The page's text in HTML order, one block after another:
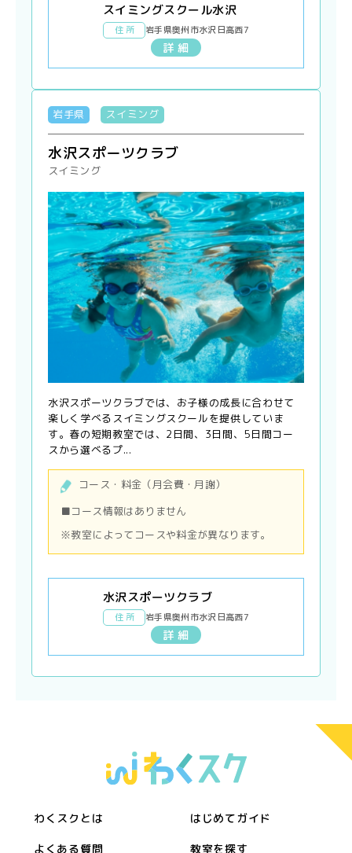
スイミングスクール水沢
住 所 岩手県奥州市水沢日高西7
詳 細
岩手県 スイミング
水沢スポーツクラブ
スイミング
水沢スポーツクラブでは、お子様の成長に合わせて
楽しく学べるスイミングスクールを提供していま
す。春の短期教室では、2日間、3日間、5日間コー
スから選べるプ...
コース・料金（月会費・月謝）
■コース情報はありません
※教室によってコースや料金が異なります。
水沢スポーツクラブ
住 所 岩手県奥州市水沢日高西7
詳 細
わくスクとは はじめてガイド
よくある質問 教室を探す